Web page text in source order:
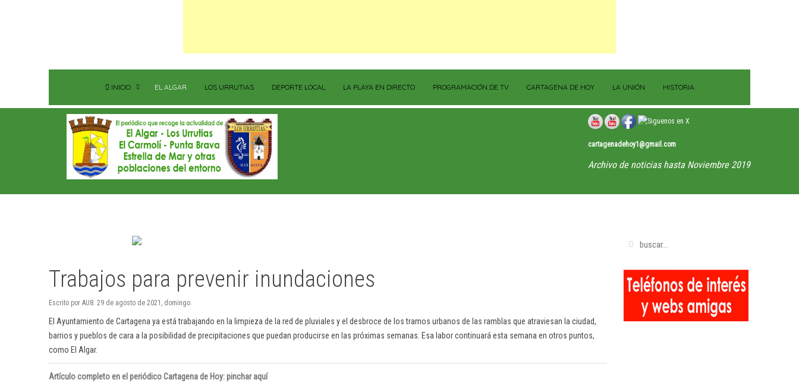
INICIO EL ALGAR LOS URRUTIAS DEPORTE LOCAL LA PLAYA EN DIRECTO PROGRAMACIÓN DE TV CARTAGENA DE HOY LA UNIÓN HISTORIA
cartagenadehoy1@gmail.com
Archivo de noticias hasta Noviembre 2019
Trabajos para prevenir inundaciones
Escrito por AU8. 29 de agosto de 2021, domingo.
El Ayuntamiento de Cartagena ya está trabajando en la limpieza de la red de pluviales y el desbroce de los tramos urbanos de las ramblas que atraviesan la ciudad,
barrios y pueblos de cara a la posibilidad de precipitaciones que puedan producirse en las próximas semanas. Esa labor continuará esta semana en otros puntos,
como El Algar.
Artículo completo en el periódico Cartagena de Hoy: pinchar aquí